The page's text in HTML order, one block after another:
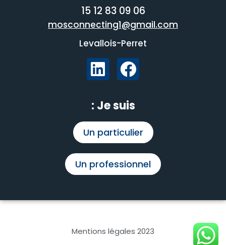
06 09 83 12 15
mosconnecting1@gmail.com
Levallois-Perret
Je suis :
Un particulier
Un professionnel
Mentions légales 2023